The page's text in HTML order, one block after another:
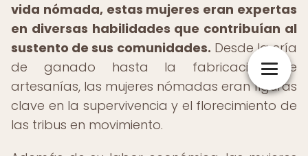
vida nómada, estas mujeres eran expertas
en diversas habilidades que contribuían al
sustento de sus comunidades. Desde la cría
de ganado hasta la fabricación de
artesanías, las mujeres nómadas eran figuras
clave en la supervivencia y el florecimiento de
las tribus en movimiento.